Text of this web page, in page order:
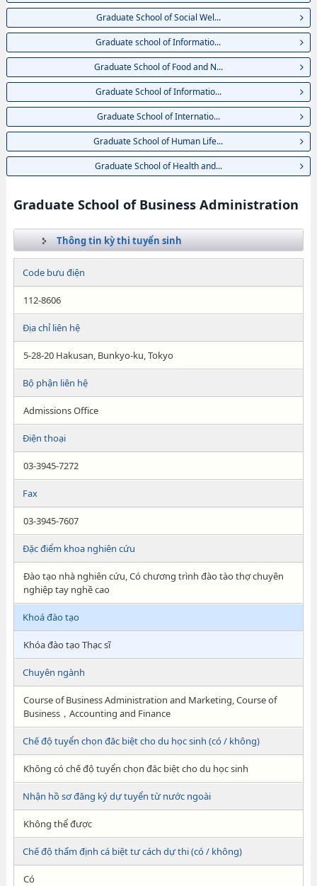
Graduate School of Social Wel...
Graduate school of Informatio...
Graduate School of Food and N...
Graduate School of Informatio...
Graduate School of Internatio...
Graduate School of Human Life...
Graduate School of Health and...
Graduate School of Business Administration
Thông tin kỳ thi tuyển sinh
Code bưu điện
112-8606
Địa chỉ liên hệ
5-28-20 Hakusan, Bunkyo-ku, Tokyo
Bộ phận liên hệ
Admissions Office
Điện thoại
03-3945-7272
Fax
03-3945-7607
Đặc điểm khoa nghiên cứu
Đào tạo nhà nghiên cứu, Có chương trình đào tào thợ chuyên
nghiệp tay nghề cao
Khoá đào tạo
Khóa đào tạo Thạc sĩ
Chuyên ngành
Course of Business Administration and Marketing, Course of
Business，Accounting and Finance
Chế độ tuyển chọn đăc biệt cho du học sinh (có / không)
Không có chế độ tuyển chọn đăc biệt cho du học sinh
Nhận hồ sơ đăng ký dự tuyển từ nước ngoài
Không thể được
Chế độ thẩm định cá biệt tư cách dự thi (có / không)
Có